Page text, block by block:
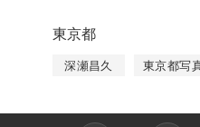
東京都
深瀬昌久 東京都写